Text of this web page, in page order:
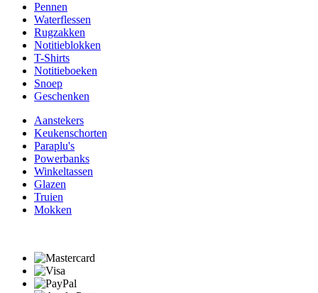
Pennen
Waterflessen
Rugzakken
Notitieblokken
T-Shirts
Notitieboeken
Snoep
Geschenken
Aanstekers
Keukenschorten
Paraplu's
Powerbanks
Winkeltassen
Glazen
Truien
Mokken